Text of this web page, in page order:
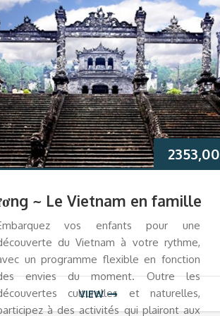
2353,00
~ Le Vietnam en famille
vos enfants pour une
du Vietnam à votre rythme,
un programme flexible en fonction
envies du moment. Outre les
culturelles et naturelles,
à des activités qui plairont aux
VIEW